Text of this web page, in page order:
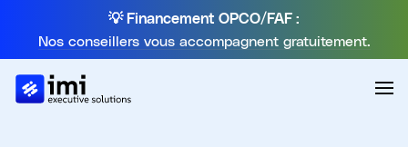
💡 Financement OPCO/FAF :
Nos conseillers vous accompagnent gratuitement.